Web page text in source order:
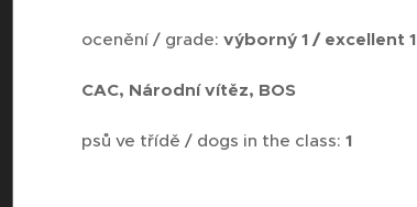
ocenění / grade: výborný 1 / excellent 1
CAC, Národní vítěz, BOS
psů ve třídě / dogs in the class: 1